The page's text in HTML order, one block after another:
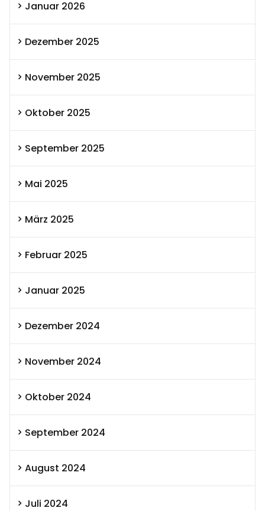
Januar 2026
Dezember 2025
November 2025
Oktober 2025
September 2025
Mai 2025
März 2025
Februar 2025
Januar 2025
Dezember 2024
November 2024
Oktober 2024
September 2024
August 2024
Juli 2024